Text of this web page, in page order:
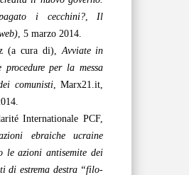
i cecchini?, Il
, 5 marzo 2014.
(a cura di), Avviate in
procedure per la messa
comunisti, Marx21.it,
Internationale PCF,
ebraiche ucraine
le azioni antisemite dei
di estrema destra “filo-